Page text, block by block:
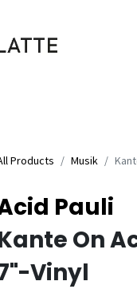
Products Musik
Pauli
On
Vinyl